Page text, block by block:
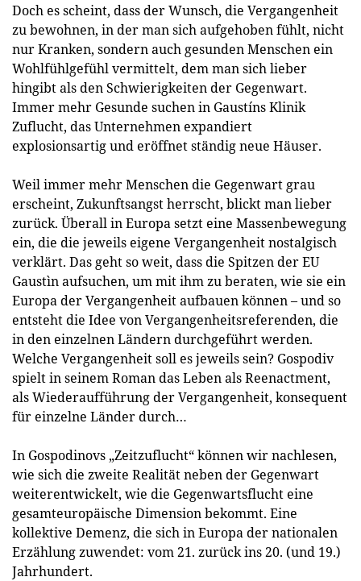
Doch es scheint, dass der Wunsch, die Vergangenheit
zu bewohnen, in der man sich aufgehoben fühlt, nicht
nur Kranken, sondern auch gesunden Menschen ein
Wohlfühlgefühl vermittelt, dem man sich lieber
hingibt als den Schwierigkeiten der Gegenwart.
Immer mehr Gesunde suchen in Gaustíns Klinik
Zuflucht, das Unternehmen expandiert
explosionsartig und eröffnet ständig neue Häuser.
Weil immer mehr Menschen die Gegenwart grau
erscheint, Zukunftsangst herrscht, blickt man lieber
zurück. Überall in Europa setzt eine Massenbewegung
ein, die die jeweils eigene Vergangenheit nostalgisch
verklärt. Das geht so weit, dass die Spitzen der EU
Gaustìn aufsuchen, um mit ihm zu beraten, wie sie ein
Europa der Vergangenheit aufbauen können – und so
entsteht die Idee von Vergangenheitsreferenden, die
in den einzelnen Ländern durchgeführt werden.
Welche Vergangenheit soll es jeweils sein? Gospodiv
spielt in seinem Roman das Leben als Reenactment,
als Wiederaufführung der Vergangenheit, konsequent
für einzelne Länder durch…
In Gospodinovs „Zeitzuflucht“ können wir nachlesen,
wie sich die zweite Realität neben der Gegenwart
weiterentwickelt, wie die Gegenwartsflucht eine
gesamteuropäische Dimension bekommt. Eine
kollektive Demenz, die sich in Europa der nationalen
Erzählung zuwendet: vom 21. zurück ins 20. (und 19.)
Jahrhundert.